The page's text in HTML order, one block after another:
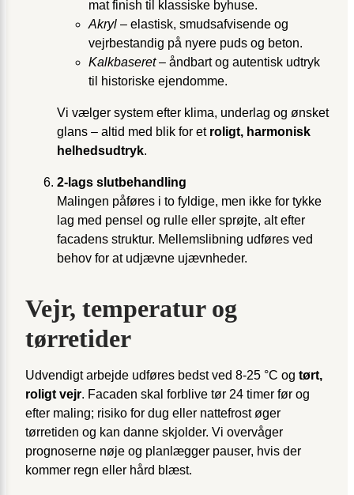
mat finish til klassiske byhuse.
Akryl – elastisk, smudsafvisende og
vejrbestandig på nyere puds og beton.
Kalkbaseret– åndbart og autentisk udtryk
til historiske ejendomme.
Vi vælger system efter klima, underlag og ønsket
glans – altid med blik for et roligt, harmonisk
helheds­udtryk.
2-lags slutbehandling
Malingen påføres i to fyldige, men ikke for tykke
lag med pensel og rulle eller sprøjte, alt efter
facadens struktur. Mellem­slibning udføres ved
behov for at udjævne ujævnheder.
Vejr, temperatur og
tørretider
Udvendigt arbejde udføres bedst ved 8-25 °C og tørt,
roligt vejr. Facaden skal forblive tør 24 timer før og
efter maling; risiko for dug eller nattefrost øger
tørretiden og kan danne skjolder. Vi overvåger
prognoserne nøje og planlægger pauser, hvis der
kommer regn eller hård blæst.